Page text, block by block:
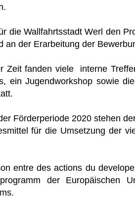
die Wallfahrtsstadt Werl den
an der Erarbeitung der
Zeit fanden viele interne
ein Jugendworkshop sowie
Förderperiode 2020 stehen
für die Umsetzung der
entre des actions du
der Europäischen